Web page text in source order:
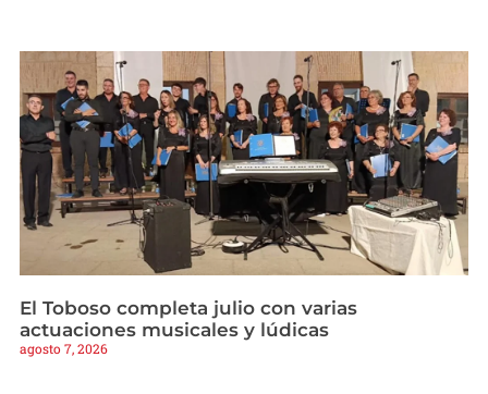
El Toboso completa julio con varias
actuaciones musicales y lúdicas
agosto 7, 2026